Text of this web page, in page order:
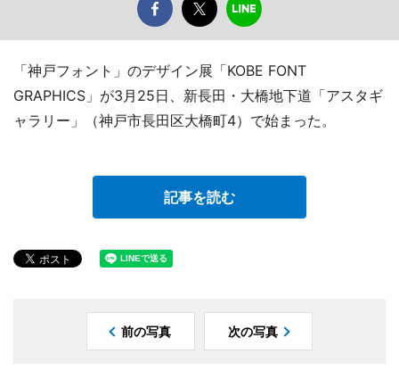
「神戸フォント」のデザイン展「KOBE FONT
GRAPHICS」が3月25日、新長田・大橋地下道「アスタギ
ャラリー」（神戸市長田区大橋町4）で始まった。
記事を読む
前の写真 次の写真